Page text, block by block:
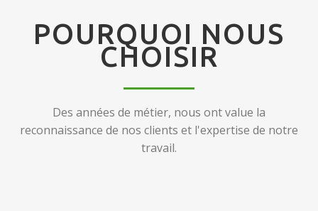
POURQUOI NOUS
CHOISIR
Des années de métier, nous ont value la
reconnaissance de nos clients et l'expertise de notre
travail.